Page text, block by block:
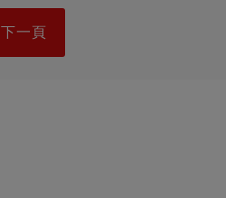
下一頁